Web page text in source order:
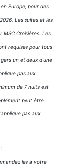
Europe, pour des
Les suites et les
MSC Croisières. Les
requises pour tous
un et deux d’une
pas aux
de 7 nuits est
peut être
pas aux
:
les à votre